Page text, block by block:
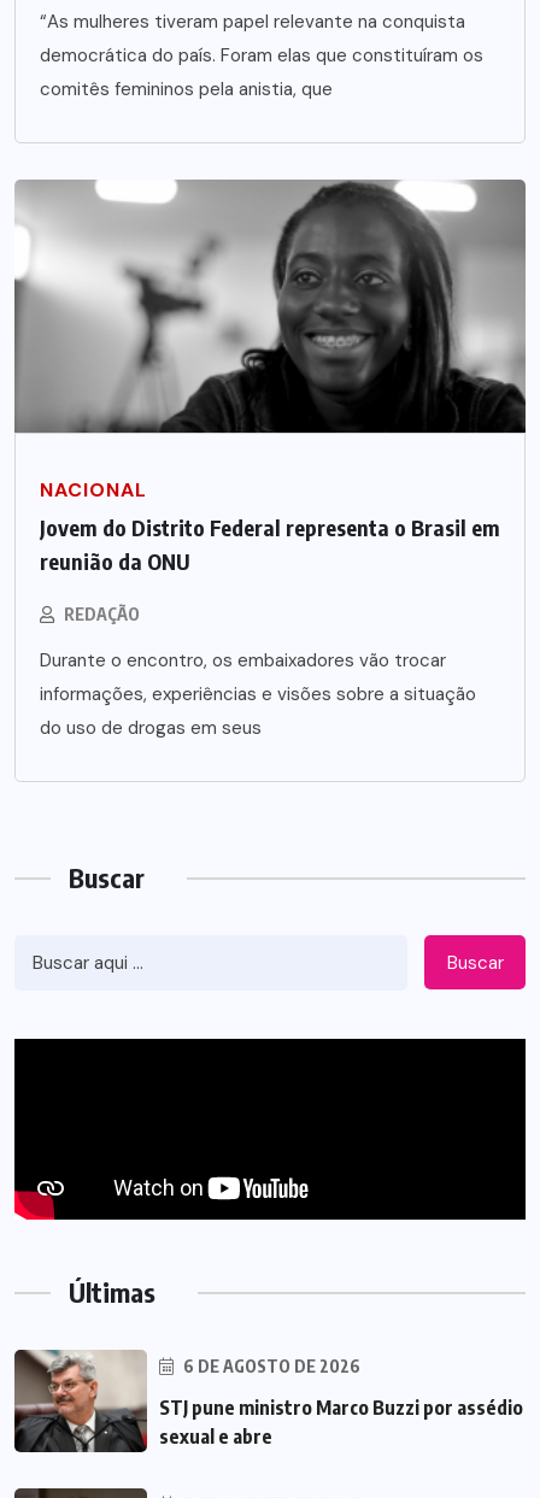
“As mulheres tiveram papel relevante na conquista
democrática do país. Foram elas que constituíram os
comitês femininos pela anistia, que
NACIONAL
Jovem do Distrito Federal representa o Brasil em
reunião da ONU
REDAÇÃO
Durante o encontro, os embaixadores vão trocar
informações, experiências e visões sobre a situação
do uso de drogas em seus
Buscar
Buscar
Últimas
6 DE AGOSTO DE 2026
STJ pune ministro Marco Buzzi por assédio
sexual e abre